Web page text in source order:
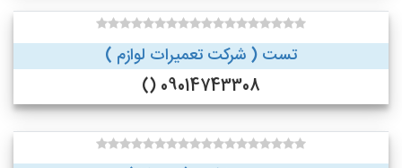
تست ( شرکت تعمیرات لوازم )
09014743308 ()